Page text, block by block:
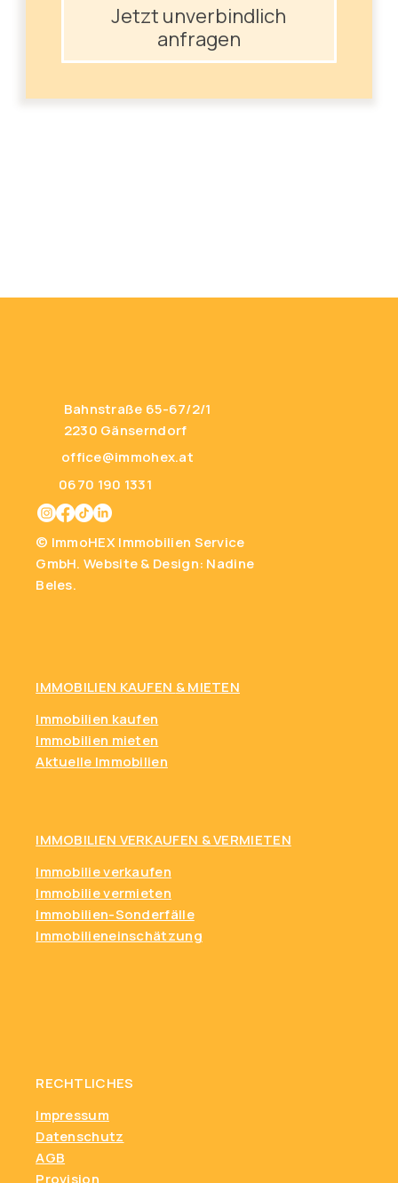
Jetzt unverbindlich
anfragen
RECHTLICHES
Impressum
Datenschutz
AGB
Provision
Bahnstraße 65-67/2/1
2230 Gänserndorf
office@immohex.at
0670 190 1331
© ImmoHEX Immobilien Service
GmbH.Website & Design: Nadine
Beles.
IMMOBILIEN VERKAUFEN & VERMIETEN
Immobilie verkaufen
Immobilie vermieten
Immobilien-Sonderfälle
Immobilieneinschätzung
IMMOBILIEN KAUFEN & MIETEN
Immobilien kaufen
Immobilien mieten
Aktuelle Immobilien